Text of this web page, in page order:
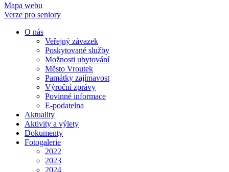
Mapa webu
Verze pro seniory
O nás
Veřejný závazek
Poskytované služby
Možnosti ubytování
Město Vroutek
Památky zajímavost
Výroční zprávy
Povinné informace
E-podatelna
Aktuality
Aktivity a výlety
Dokumenty
Fotogalerie
2022
2023
2024